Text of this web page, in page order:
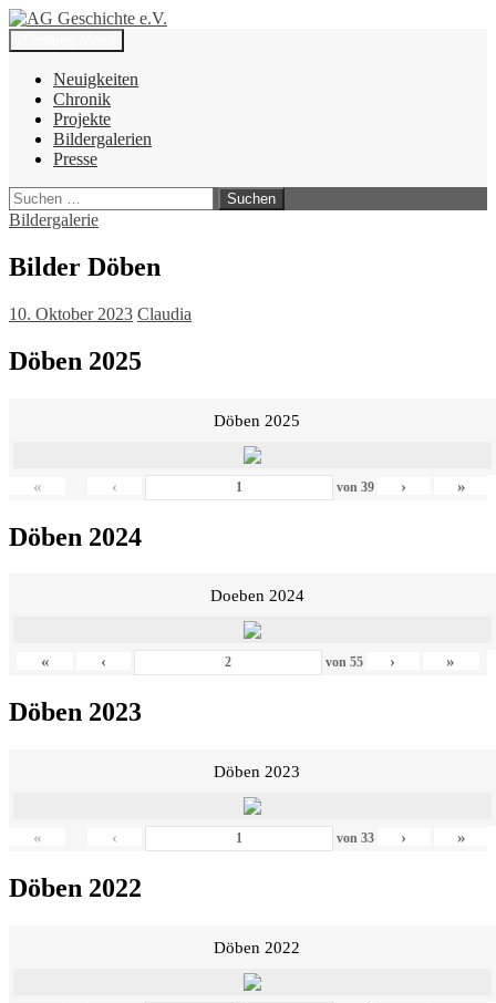
Zum
Inhalt
springen
AG Geschichte e.V.
Suchen
Neuigkeiten
Chronik
Projekte
Bildergalerien
Presse
Suchen
nach:
Bildergalerie
Bilder Döben
10. Oktober 2023 Claudia
Döben 2025
Döben 2025
« ‹ von 39 › »
Döben 2024
Doeben 2024
« ‹ von 55 › »
Döben 2023
Döben 2023
« ‹ von 33 › »
Döben 2022
Döben 2022